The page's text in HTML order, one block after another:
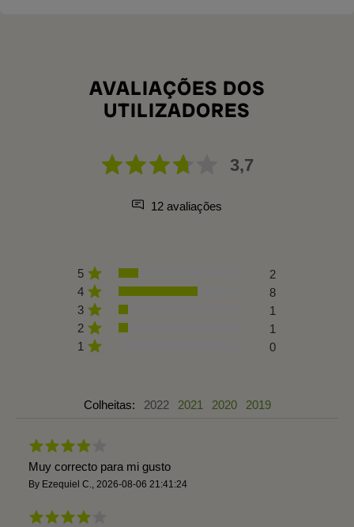
AVALIAÇÕES DOS
UTILIZADORES
3,7
12 avaliações
5
2
4
8
3
1
2
1
1
0
Colheitas: 2022 2021 2020 2019
Muy correcto para mi gusto
By Ezequiel C. 2026-08-06 21:41:24